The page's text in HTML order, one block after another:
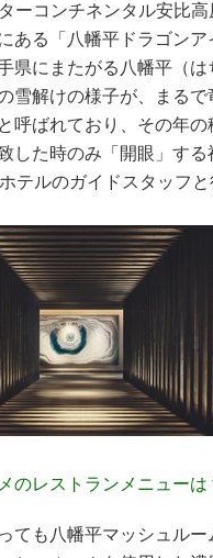
ーコンチネンタル安比
ある「八幡平ドラゴン
県にまたがる八幡平（
雪解けの様子が、まる
呼ばれており、その年
した時のみ「開眼」す
テルのガイドスタッフ
のレストランメニューは
ても八幡平マッシュルー